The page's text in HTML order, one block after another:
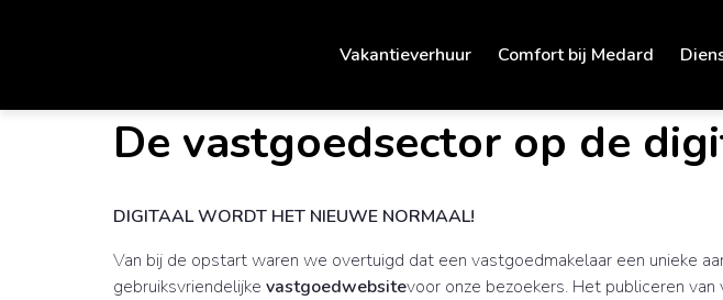
Vakantieverhuur Comfort bij Medard
De vastgoedsector op de
DIGITAAL WORDT HET NIEUWE NORMAAL!
Van bij de opstart waren we overtuigd dat een vastgoedmakelaar een unieke
gebruiksvriendelijke vastgoedwebsitevoor onze bezoekers. Het publiceren